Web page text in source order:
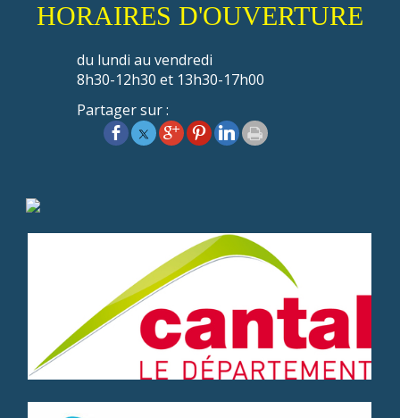
HORAIRES D'OUVERTURE
du lundi au vendredi
8h30-12h30 et 13h30-17h00
Partager sur :